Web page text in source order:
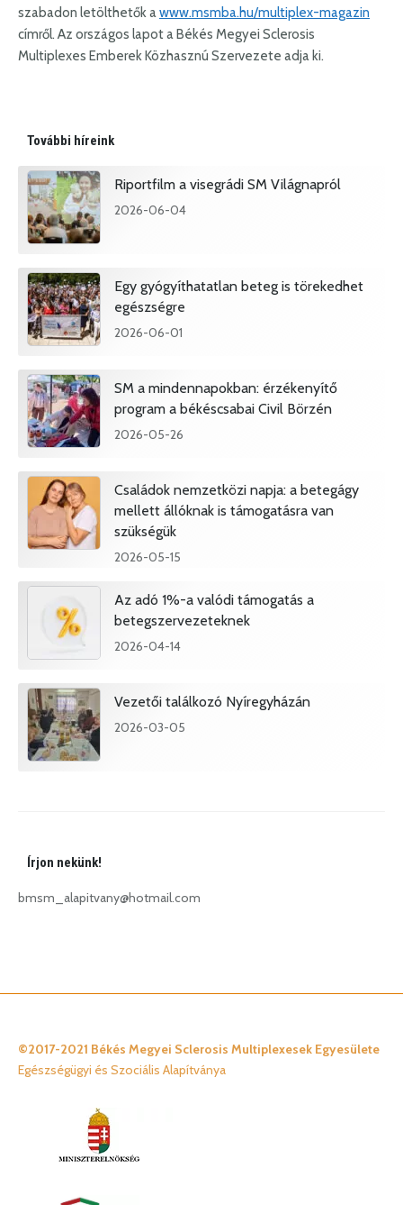
szabadon letölthetők awww.msmba.hu/multiplex-magazin
címről. Az országos lapot a Békés Megyei Sclerosis
Multiplexes Emberek Közhasznú Szervezete adja ki.
További híreink
Riportfilm a visegrádi SM Világnapról
2026-06-04
Egy gyógyíthatatlan beteg is törekedhet
egészségre
2026-06-01
SM a mindennapokban: érzékenyítő
program a békéscsabai Civil Börzén
2026-05-26
Családok nemzetközi napja: a betegágy
mellett állóknak is támogatásra van
szükségük
2026-05-15
Az adó 1%-a valódi támogatás a
betegszervezeteknek
2026-04-14
Vezetői találkozó Nyíregyházán
2026-03-05
Írjon nekünk!
bmsm_alapitvany@hotmail.com
©2017-2021 Békés Megyei Sclerosis Multiplexesek Egyesülete
Egészségügyi és Szociális Alapítványa